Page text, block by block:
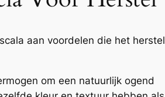
aan voordelen die het herstel
om een natuurlijk ogend